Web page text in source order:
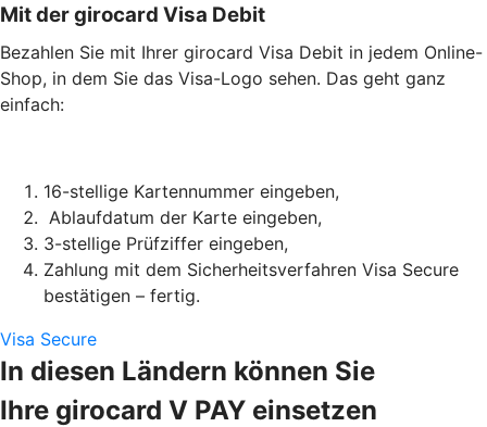
Mit der girocard Visa Debit
Bezahlen Sie mit Ihrer girocard Visa Debit in jedem Online-
Shop, in dem Sie das Visa-Logo sehen. Das geht ganz
einfach:
16-stellige Kartennummer eingeben,
Ablaufdatum der Karte eingeben,
3-stellige Prüfziffer eingeben,
Zahlung mit dem Sicherheitsverfahren Visa Secure
bestätigen – fertig.
Visa Secure
In diesen Ländern können Sie
Ihre girocard V PAY einsetzen